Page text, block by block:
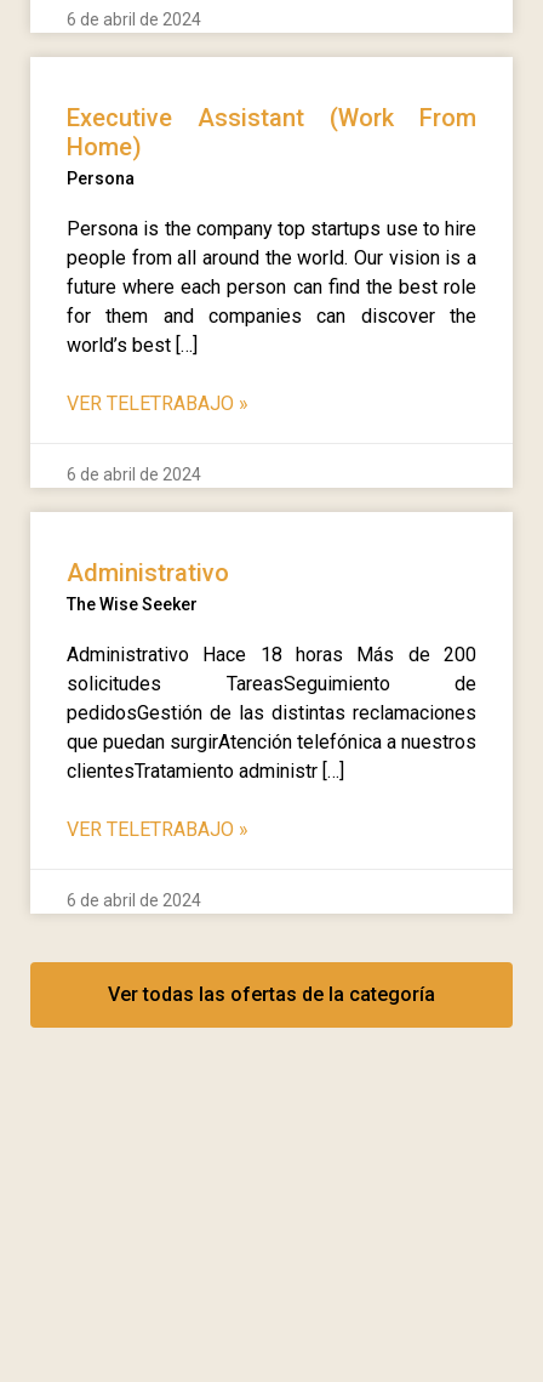
6 de abril de 2024
Executive Assistant (Work From
Home)
Persona
Persona is the company top startups use to hire
people from all around the world. Our vision is a
future where each person can find the best role
for them and companies can discover the
world’s best […]
VER TELETRABAJO »
6 de abril de 2024
Administrativo
The Wise Seeker
Administrativo Hace 18 horas Más de 200
solicitudes TareasSeguimiento de
pedidosGestión de las distintas reclamaciones
que puedan surgirAtención telefónica a nuestros
clientesTratamiento administr […]
VER TELETRABAJO »
6 de abril de 2024
Ver todas las ofertas de la categoría